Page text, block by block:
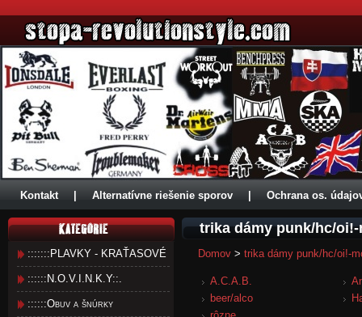
Kontakt Alternatívne riešenie sporov Ochrana os.
:::::::PLAVKY - KRAŤASOVÉ
::::::N.O.V.I.N.K.Y::.
::::::Obuv a šnúrky
trika dámy punk/hc/
Domov > trika dámy punk/hc/oi!-
A.C.A.B.
beer/alco